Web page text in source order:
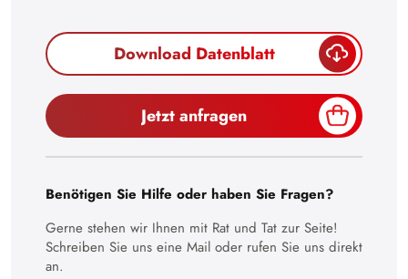
26
27
28
29
Download Datenblatt
Jetzt anfragen
Benötigen Sie Hilfe oder haben Sie Fragen?
Gerne stehen wir Ihnen mit Rat und Tat zur Seite!
Schreiben Sie uns eine Mail oder rufen Sie uns direkt
an.